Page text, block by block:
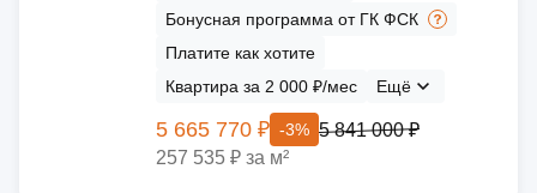
Бонусная программа от ГК ФСК
Платите как хотите
Квартира за 2 000 ₽/мес
Ещё
5 665 770 ₽ -3% 5 841 000 ₽
257 535 ₽ за м²